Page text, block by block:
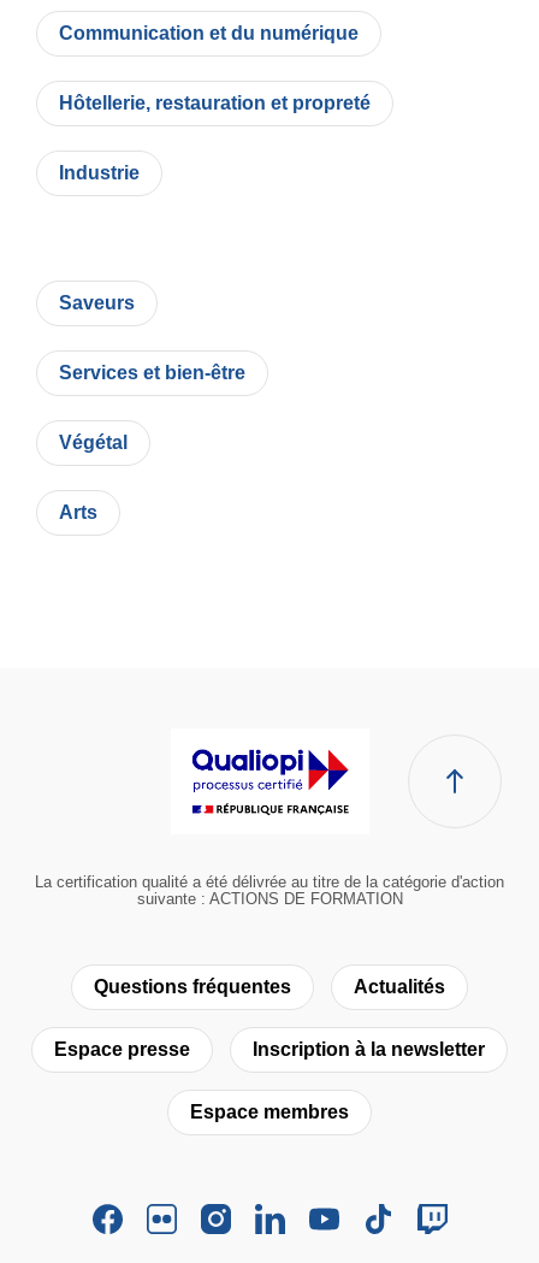
Communication et du numérique
Hôtellerie, restauration et propreté
Industrie
Saveurs
Services et bien-être
Végétal
Arts
La certification qualité a été délivrée au titre de la catégorie d'action
suivante : ACTIONS DE FORMATION
Questions fréquentes Actualités
Espace presse Inscription à la newsletter
Espace membres